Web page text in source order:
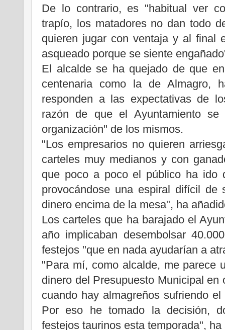
De lo contrario, es "habitual ver
trapío, los matadores no dan todo
quieren jugar con ventaja y al final
asqueado porque se siente
El alcalde se ha quejado de que
centenaria como la de Almagro,
responden a las expectativas de
razón de que el Ayuntamiento
organización" de los mismos.
"Los empresarios no quieren
carteles muy medianos y con
que poco a poco el público ha ido
provocándose una espiral difícil de
dinero encima de la mesa", ha
Los carteles que ha barajado el
año implicaban desembolsar
festejos "que en nada ayudarían a
"Para mí, como alcalde, me parece
dinero del Presupuesto Municipal en
cuando hay almagreños sufriendo
Por eso he tomado la decisión,
festejos taurinos esta temporada",